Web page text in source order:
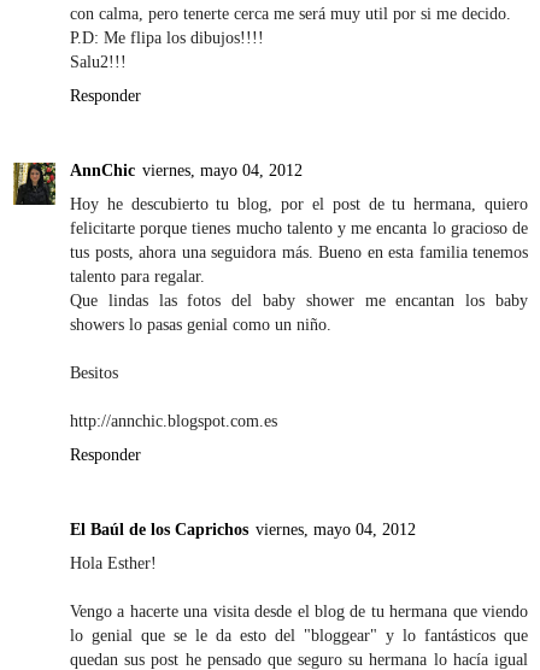
con calma, pero tenerte cerca me será muy util por si me decido.
P.D: Me flipa los dibujos!!!!
Salu2!!!
Responder
AnnChic viernes, mayo 04, 2012
Hoy he descubierto tu blog, por el post de tu hermana, quiero
felicitarte porque tienes mucho talento y me encanta lo gracioso de
tus posts, ahora una seguidora más. Bueno en esta familia tenemos
talento para regalar.
Que lindas las fotos del baby shower me encantan los baby
showers lo pasas genial como un niño.
Besitos
http://annchic.blogspot.com.es
Responder
El Baúl de los Caprichos viernes, mayo 04, 2012
Hola Esther!
Vengo a hacerte una visita desde el blog de tu hermana que viendo
lo genial que se le da esto del "bloggear" y lo fantásticos que
quedan sus post he pensado que seguro su hermana lo hacía igual